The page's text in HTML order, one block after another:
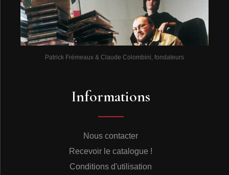
Patrick Frémeaux & Claude Colombini, fondateurs
Informations
Nous contacter
Recevoir le catalogue !
Conditions d'utilisation